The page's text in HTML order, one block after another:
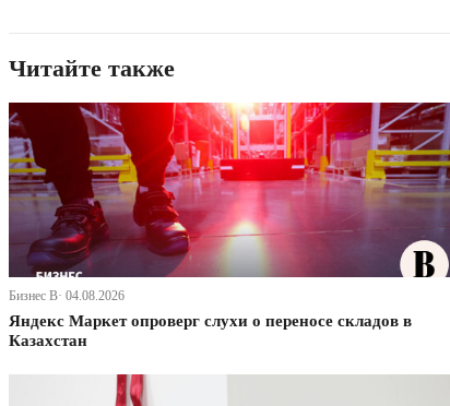
Читайте также
Бизнес В· 04.08.2026
Яндекс Маркет опроверг слухи о переносе складов в
Казахстан